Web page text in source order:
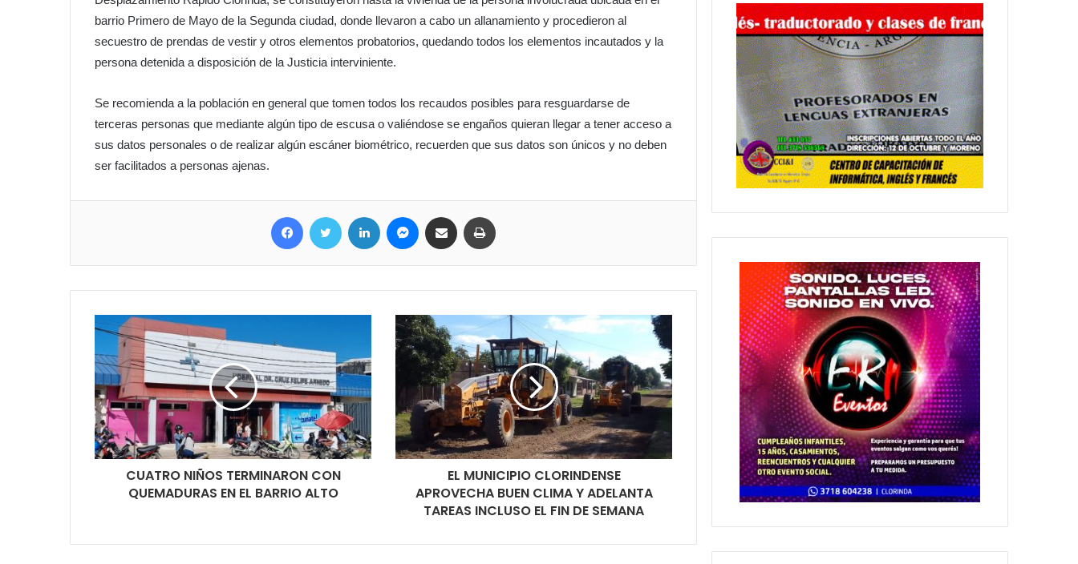
barrio Primero de Mayo de la Segunda ciudad, donde llevaron a cabo un allanamiento y procedieron al
secuestro de prendas de vestir y otros elementos probatorios, quedando todos los elementos incautados y la
persona detenida a disposición de la Justicia interviniente.
Se recomienda a la población en general que tomen todos los recaudos posibles para resguardarse de
terceras personas que mediante algún tipo de escusa o valiéndose se engaños quieran llegar a tener acceso a
sus datos personales o de realizar algún escáner biométrico, recuerden que sus datos son únicos y no deben
ser facilitados a personas ajenas.
CUATRO NIÑOS TERMINARON CON
QUEMADURAS EN EL BARRIO ALTO
EL MUNICIPIO CLORINDENSE
APROVECHA BUEN CLIMA Y ADELANTA
TAREAS INCLUSO EL FIN DE SEMANA